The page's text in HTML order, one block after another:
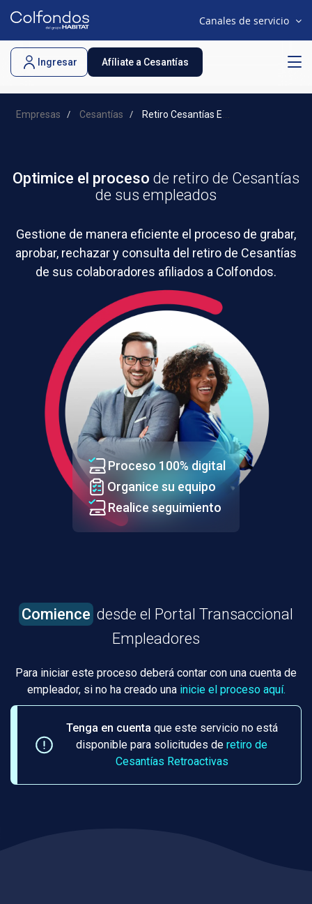
Canales de servicio
Afíliate a Cesantías
Ingresar
Empresas Cesantías Retiro Cesantías Empleadores
Optimice el proceso de retiro de Cesantías
de sus empleados
Gestione de manera eficiente el proceso de grabar,
aprobar, rechazar y consulta del retiro de Cesantías
de sus colaboradores afiliados a Colfondos.
Proceso 100% digital
Organice su equipo
Realice seguimiento
Comience desde el Portal Transaccional
Empleadores
Para iniciar este proceso deberá contar con una cuenta de
empleador, si no ha creado una inicie el proceso aquí.
Tenga en cuenta que este servicio no está
disponible para solicitudes deretiro de
Cesantías Retroactivas